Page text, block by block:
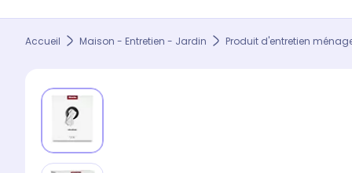
Accueil Maison - Entretien - Jardin Produit d'entretien